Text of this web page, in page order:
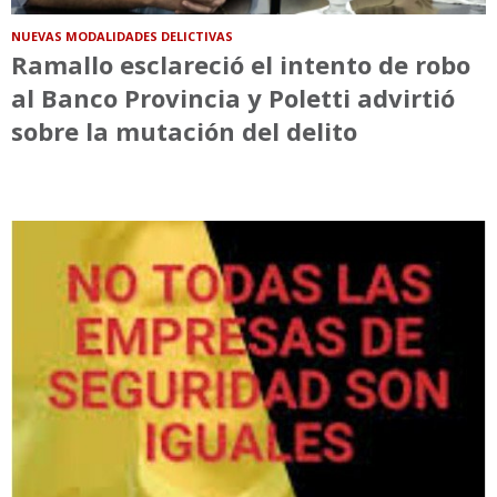
NUEVAS MODALIDADES DELICTIVAS
Ramallo esclareció el intento de robo
al Banco Provincia y Poletti advirtió
sobre la mutación del delito